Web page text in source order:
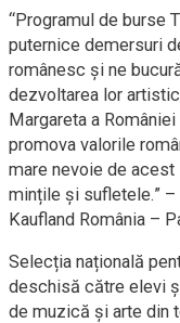
“Programul de burse
puternice demersuri
românesc și ne
dezvoltarea lor
Margareta a
promova valorile
mare nevoie de acest
mințile și sufletele.” –
Kaufland România –
Selecția națională
deschisă către elevi
de muzică și arte din